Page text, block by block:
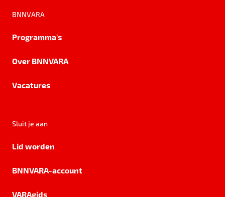
BNNVARA
Programma's
Over BNNVARA
Vacatures
Sluit je aan
Lid worden
BNNVARA-account
VARAgids